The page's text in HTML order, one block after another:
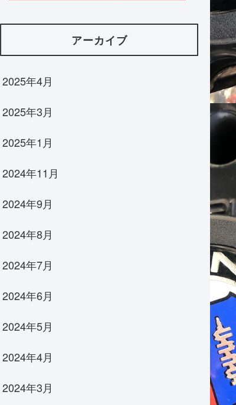
アーカイブ
2025年4月
2025年3月
2025年1月
2024年11月
2024年9月
2024年8月
2024年7月
2024年6月
2024年5月
2024年4月
2024年3月